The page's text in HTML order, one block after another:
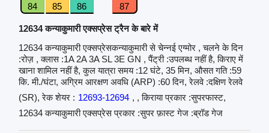
84 85 86 87
12634 कन्याकुमारी एक्सप्रेस ट्रैन के बारे में
12634 कन्याकुमारी एक्सप्रेसकन्याकुमारी से चेन्नई एग्मोर , चलने के दिन
:रोज़ , क्लास :1A 2A 3A SL 3E GN , पैंट्री :उपलब्ध नहीं है, किराए में
खाना शामिल नहीं है, कुल यात्रा समय :12 घंटे, 35 मिन, औसत गति :59
कि. मी./घंटा, अग्रिम आरक्षण अवधि (ARP) :60 दिन, रेलवे :दक्षिण रेलवे
(SR), रेक शेयर : 12693-12694 , , किराया प्रकार :सुपरफास्ट,
12634 कन्याकुमारी एक्सप्रेस प्रकार :सुपर फ़ास्ट गेज :ब्रॉड गेज